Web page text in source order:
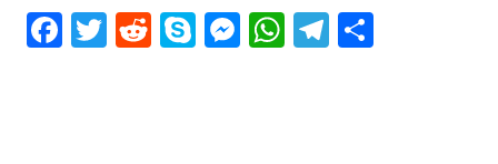
Facebook
Twitter
RedditSkypeMessenger
WhatsApp
Telegram